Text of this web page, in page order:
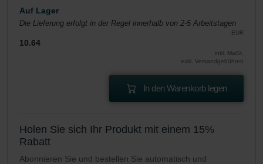
Auf Lager
Die Lieferung erfolgt in der Regel innerhalb von 2-5 Arbeitstagen
EUR
10.64
inkl. MwSt.
exkl. Versandgebühren
In den Warenkorb legen
Holen Sie sich Ihr Produkt mit einem 15%
Rabatt
Abonnieren Sie und bestellen Sie automatisch und